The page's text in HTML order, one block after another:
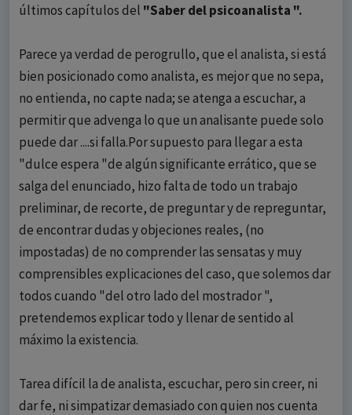
últimos capítulos del "Saber del psicoanalista ".
Parece ya verdad de perogrullo, que el analista, si está
bien posicionado como analista, es mejor que no sepa,
no entienda, no capte nada; se atenga a escuchar, a
permitir que advenga lo que un analisante puede solo
puede dar ....si falla.Por supuesto para llegar a esta
"dulce espera "de algún significante errático, que se
salga del enunciado, hizo falta de todo un trabajo
preliminar, de recorte, de preguntar y de repreguntar,
de encontrar dudas y objeciones reales, (no
impostadas) de no comprender las sensatas y muy
comprensibles explicaciones del caso, que solemos dar
todos cuando "del otro lado del mostrador ",
pretendemos explicar todo y llenar de sentido al
máximo la existencia.
Tarea difícil la de analista, escuchar, pero sin creer, ni
dar fe, ni simpatizar demasiado con quien nos cuenta